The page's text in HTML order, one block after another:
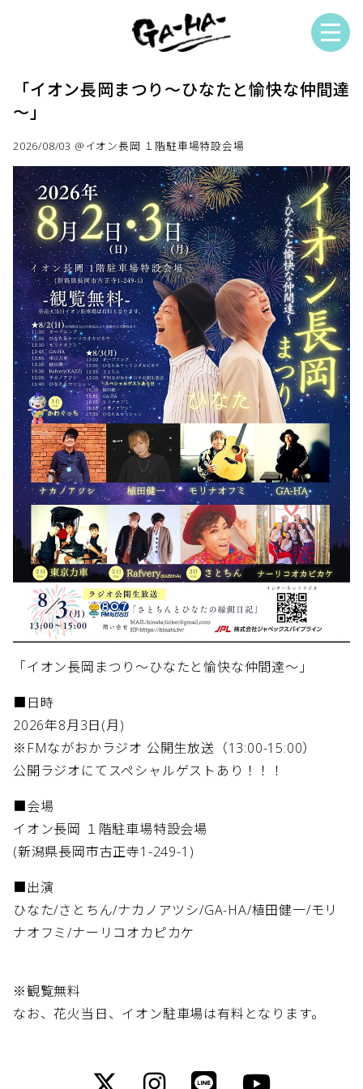
「イオン長岡まつり～ひなたと愉快な仲間達
～」
2026/08/03 @イオン長岡 １階駐車場特設会場
「イオン長岡まつり～ひなたと愉快な仲間達～」
■日時
2026年8月3日(月)
※FMながおかラジオ 公開生放送（13:00-15:00）
公開ラジオにてスペシャルゲストあり！！！
■会場
イオン長岡 １階駐車場特設会場
(新潟県長岡市古正寺1-249-1)
■出演
ひなた/さとちん/ナカノアツシ/GA-HA/植田健一/モリ
ナオフミ/ナーリコオカピカケ
※観覧無料
なお、花火当日、イオン駐車場は有料となります。